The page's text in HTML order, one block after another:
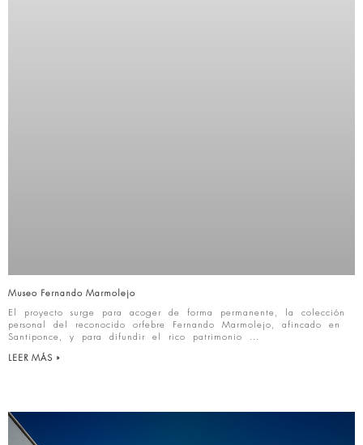
Museo Fernando Marmolejo
El proyecto surge para acoger de forma permanente, la colección
personal del reconocido orfebre Fernando Marmolejo, afincado en
Santiponce, y para difundir el rico patrimonio
LEER MÁS »